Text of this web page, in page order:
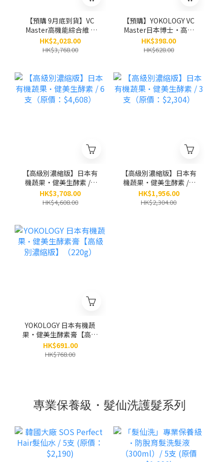
【預購 9月底到貨】VC
Master高機能綜合維 C
速攻補充品 / 6盒（原
價：$3,768）
HK$2,028.00
HK$3,768.00
【預購】YOKOLOGY VC
Master日本博士•高機
能綜合維C速攻補充品
（夥粒粉末狀 2.5g x 30
HK$398.00
HK$628.00
【高級別濃縮版】日本有
機蔬果•健美生酵素 / 6
支（原價：$4,608）
HK$3,708.00
HK$4,608.00
【高級別濃縮版】日本有
機蔬果•健美生酵素 / 3
支（原價：$2,304）
HK$1,956.00
HK$2,304.00
YOKOLOGY 日本有機蔬
果•健美生酵素膏【高級
別濃縮版】（220g）
HK$691.00
HK$768.00
專業保養級・髮仙洗護髮系列